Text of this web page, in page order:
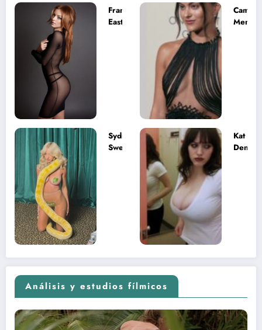
Francesca
Eastwood y
Camila
Mendes
Sydney
Sweeney
adolescente
Kat
Análisis y estudios fílmicos